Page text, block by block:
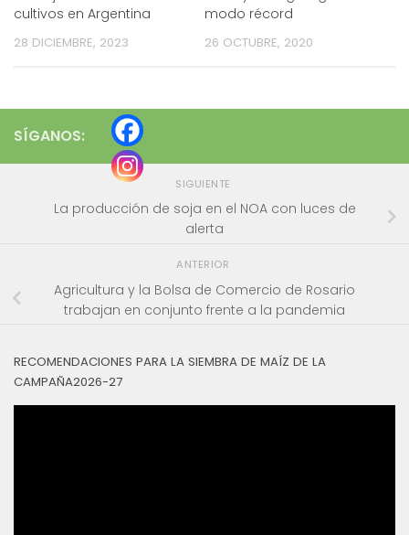
cultivos en Argentina
28 DICIEMBRE, 2023
modo récord
26 OCTUBRE, 2020
SÍGANOS:
SIGUIENTE
La producción de soja en el NOA con luces de
alerta
ANTERIOR
Agricultura y la Bolsa de Comercio de Rosario
trabajan en conjunto frente a la pandemia
RECOMENDACIONES PARA LA SIEMBRA DE MAÍZ DE LA
CAMPAÑA2026-27